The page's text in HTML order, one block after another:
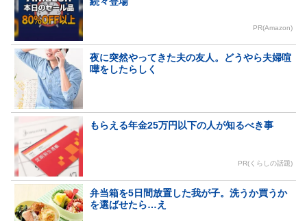
PR(Amazon)
夜に突然やってきた夫の友人。どうやら夫婦喧
嘩をしたらしく
もらえる年金25万円以下の人が知るべき事
PR(くらしの話題)
弁当箱を5日間放置した我が子。洗うか買うか
を選ばせたら…え